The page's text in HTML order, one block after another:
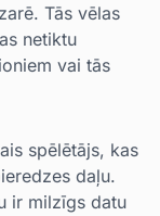
Tās vēlas
netiktu
vai tās
spēlētājs, kas
daļu.
ir milzīgs datu